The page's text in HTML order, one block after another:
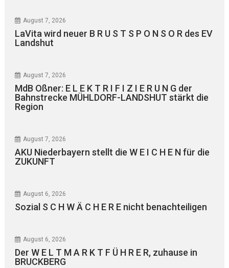
August 7, 2026
LaVita wird neuer B R U S T S P O N S O R des EV
Landshut
August 7, 2026
MdB Oßner: E L E K T R I F I Z I E R U N G der
Bahnstrecke MÜHLDORF-LANDSHUT stärkt die
Region
August 7, 2026
AKU Niederbayern stellt die W E I C H E N für die
ZUKUNFT
August 6, 2026
Sozial S C H W Ä C H E R E nicht benachteiligen
August 6, 2026
Der W E L T M A R K T F Ü H R E R, zuhause in
BRUCKBERG